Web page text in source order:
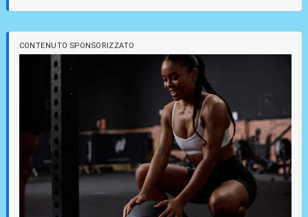
CONTENUTO SPONSORIZZATO